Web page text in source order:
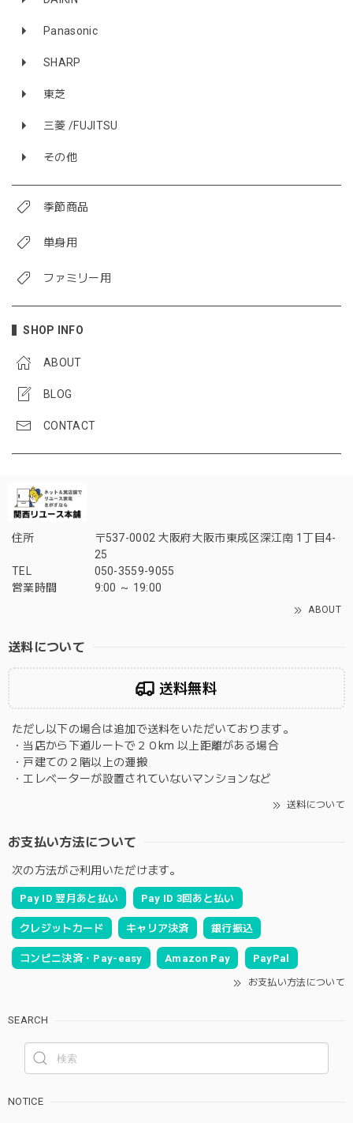
Panasonic
SHARP
東芝
三菱 /FUJITSU
その他
季節商品
単身用
ファミリー用
SHOP INFO
ABOUT
BLOG
CONTACT
住所
〒537-0002 大阪府大阪市東成区深江南 1丁目4-
25
TEL
050-3559-9055
営業時間
9:00 ～ 19:00
ABOUT
送料について
送料無料
ただし以下の場合は追加で送料をいただいております。
・当店から下道ルートで２０km 以上距離がある場合
・戸建ての２階以上の運搬
・エレベーターが設置されていないマンションなど
送料について
お支払い方法について
次の方法がご利用いただけます。
Pay ID 翌月あと払い Pay ID 3回あと払い
クレジットカード キャリア決済 銀行振込
コンビニ決済・Pay-easy Amazon Pay PayPal
お支払い方法について
SEARCH
NOTICE